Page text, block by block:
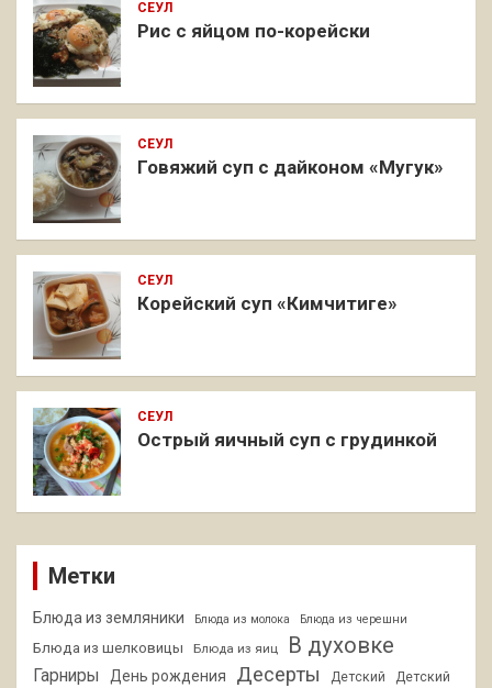
СЕУЛ
Рис с яйцом по-корейски
СЕУЛ
Говяжий суп с дайконом «Мугук»
СЕУЛ
Корейский суп «Кимчитиге»
СЕУЛ
Острый яичный суп с грудинкой
Метки
Блюда из земляники Блюда из молока Блюда из черешни
Блюда из шелковицы Блюда из яиц В духовке
Гарниры День рождения Десерты Детский
Детский